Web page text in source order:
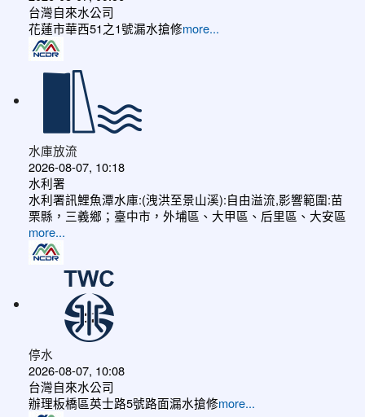
台灣自來水公司
花蓮市華西51之1號漏水搶修more...
水庫放流
2026-08-07, 10:18
水利署
水利署訊鯉魚潭水庫:(洩洪至景山溪):自由溢流,影響範圍:苗
栗縣，三義鄉；臺中市，外埔區、大甲區、后里區、大安區
more...
停水
2026-08-07, 10:08
台灣自來水公司
辦理板橋區英士路5號路面漏水搶修more...